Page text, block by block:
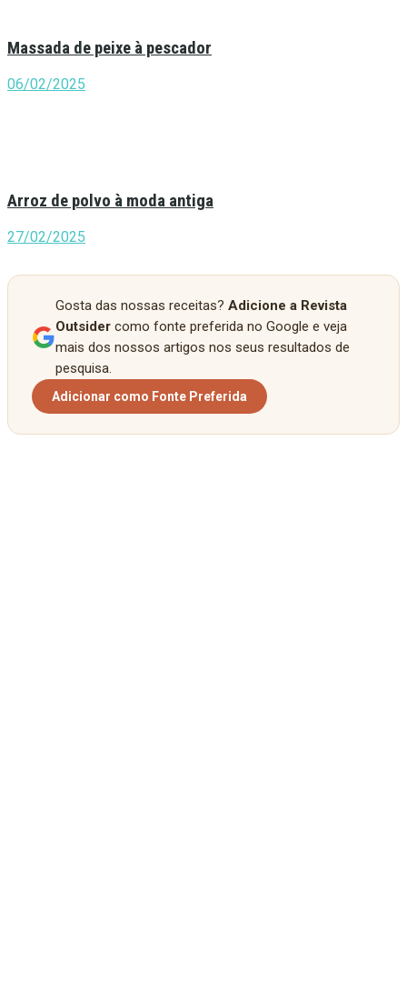
Massada de peixe à pescador
06/02/2025
Arroz de polvo à moda antiga
27/02/2025
Gosta das nossas receitas? Adicione a Revista
Outsider como fonte preferida no Google e veja
mais dos nossos artigos nos seus resultados de
pesquisa.
Adicionar como Fonte Preferida